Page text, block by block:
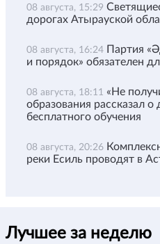
08 августа, 15:29
дорогах Атырауской
08 августа, 16:24 Партия
и порядок» обязателен
08 августа, 18:11 «Не
образования рассказал
бесплатного обучения
08 августа, 20:26
реки Есиль проводят в
Лучшее за неделю